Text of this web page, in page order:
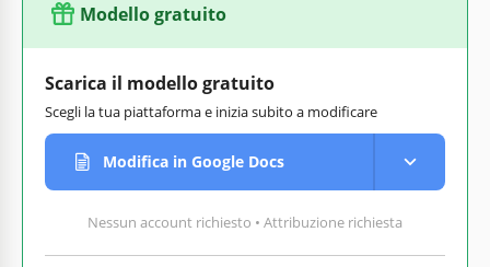
Modello gratuito
Scarica il modello gratuito
Scegli la tua piattaforma e inizia subito a modificare
Modifica in Google Docs
Nessun account richiesto • Attribuzione richiesta